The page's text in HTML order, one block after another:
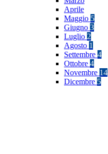
Aprile
Maggio 5
Giugno 3
Luglio 2
Agosto 1
Settembre 4
Ottobre 4
Novembre 14
Dicembre 5